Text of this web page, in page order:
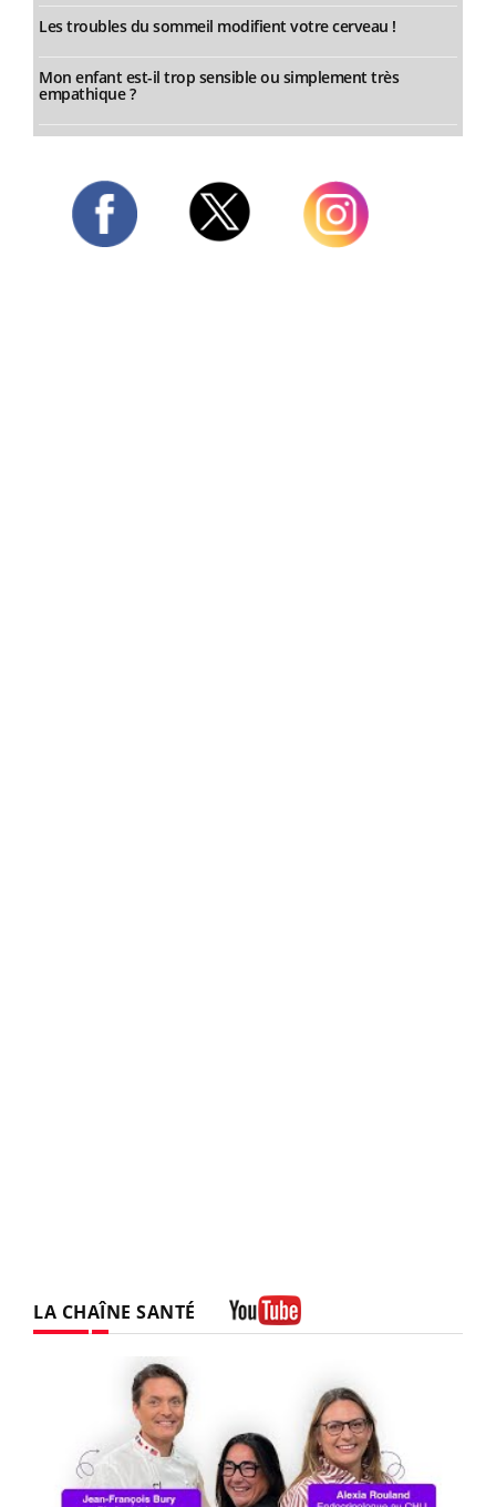
Les troubles du sommeil modifient votre cerveau !
Mon enfant est-il trop sensible ou simplement très
empathique ?
LA CHAÎNE SANTÉ